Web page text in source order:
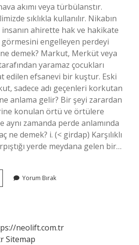
akımı veya türbülanstır.
sıklıkla kullanılır. Nikabın
ahirette hak ve hakikate
görmesini engelleyen perdeyi
demek? Markut, Merküt veya
yaramaz çocukları
edilen efsanevi bir kuştur. Eski
sadece adı geçenleri korkutan
anlama gelir? Bir şeyi zarardan
konulan örtü ve örtülere
aynı zamanda perde anlamında
ne demek? i. (< girdap) Karşılıklı
yerde meydana gelen bir…
Yorum Bırak
neolift.com.tr
Sitemap